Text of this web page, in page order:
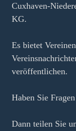
Cuxhaven-
KG.
Es bietet
veröffentlichen.
Haben Sie
Dann teilen Sie